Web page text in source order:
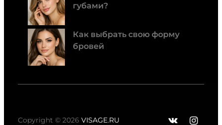
губами?
Как выбрать свою форму
бровей
Copyright © 2026 VISAGE.RU